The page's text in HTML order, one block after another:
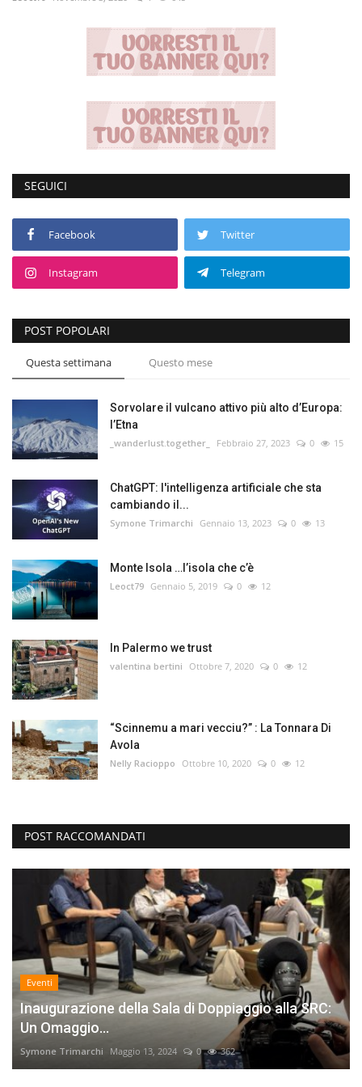
Volgo Academy
Recensioni
Contatti
Galleria
Shop
SEGUICI
Facebook Twitter
Instagram Telegram
POST POPOLARI
Questa settimana Questo mese
Sorvolare il vulcano attivo più alto d’Europa:
l’Etna
_wanderlust.together_ Febbraio 27, 2023 0 15
ChatGPT: l'intelligenza artificiale che sta
cambiando il...
Symone Trimarchi Gennaio 13, 2023 0 13
Monte Isola …l’isola che c’è
Leoct79 Gennaio 5, 2019 0 12
In Palermo we trust
valentina bertini Ottobre 7, 2020 0 12
“Scinnemu a mari vecciu?” : La Tonnara Di
Avola
Nelly Racioppo Ottobre 10, 2020 0 12
POST RACCOMANDATI
Eventi
Inaugurazione della Sala di Doppiaggio alla SRC:
Un Omaggio...
Symone Trimarchi Maggio 13, 2024 0 362